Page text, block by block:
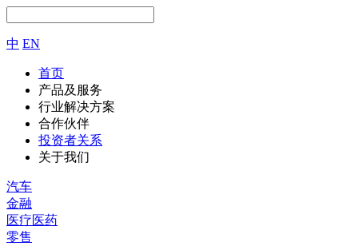
中 EN
首页
产品及服务
行业解决方案
合作伙伴
投资者关系
关于我们
汽车
金融
医疗医药
零售